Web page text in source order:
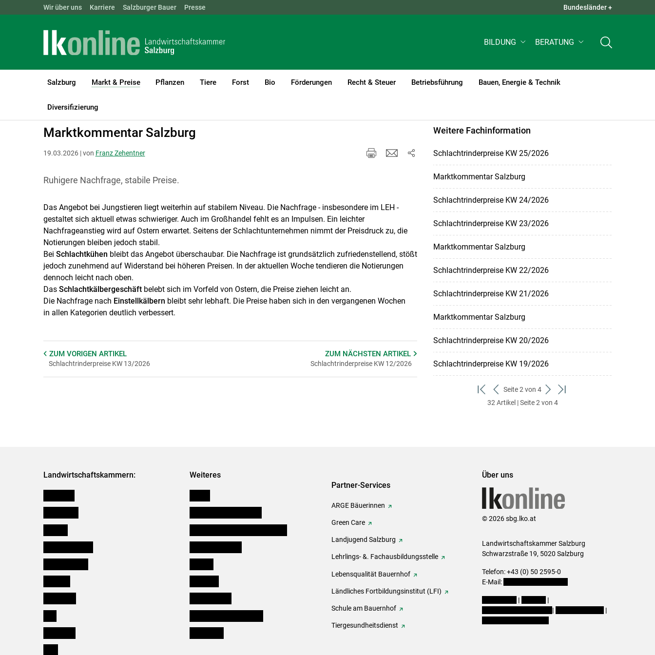
Skip to main content
Landwirtschaftskammern: ÖSTERREICH BGLD KTN QUICK LINKS +
Wir über uns Karriere Salzburger Bauer Presse Bundesländer +
BILDUNG BERATUNG
Salzburg Markt & Preise
(current)1
Pflanzen Tiere Forst Bio Förderungen Recht & Steuer Betriebsführung Bauen, Energie & Technik
Diversifizierung
LK Salzburg Markt & Preise
Marktkommentar Salzburg
19.03.2026 | von Franz Zehentner
Ruhigere Nachfrage, stabile Preise.
Das Angebot bei Jungstieren liegt weiterhin auf stabilem Niveau. Die Nachfrage - insbesondere im LEH -
gestaltet sich aktuell etwas schwieriger. Auch im Großhandel fehlt es an Impulsen. Ein leichter
Nachfrageanstieg wird auf Ostern erwartet. Seitens der Schlachtunternehmen nimmt der Preisdruck zu, die
Notierungen bleiben jedoch stabil.
Bei Schlachtkühen bleibt das Angebot überschaubar. Die Nachfrage ist grundsätzlich zufriedenstellend, stößt
jedoch zunehmend auf Widerstand bei höheren Preisen. In der aktuellen Woche tendieren die Notierungen
dennoch leicht nach oben.
Das Schlachtkälbergeschäftbelebt sich im Vorfeld von Ostern, die Preise ziehen leicht an.
Die Nachfrage nach Einstellkälbern bleibt sehr lebhaft. Die Preise haben sich in den vergangenen Wochen
in allen Kategorien deutlich verbessert.
ZUM VORIGEN ARTIKEL
Schlachtrinderpreise KW 13/2026
ZUM NÄCHSTENARTIKEL
Schlachtrinderpreise KW 12/2026
Weitere Fachinformation
Schlachtrinderpreise KW 25/2026
Marktkommentar Salzburg
Schlachtrinderpreise KW 24/2026
Schlachtrinderpreise KW 23/2026
Marktkommentar Salzburg
Schlachtrinderpreise KW 22/2026
Schlachtrinderpreise KW 21/2026
Marktkommentar Salzburg
Schlachtrinderpreise KW 20/2026
Schlachtrinderpreise KW 19/2026
zum
ersten
zurück
zum
Seite 2 von 4
weiter
zum
zum
32 Artikel | Seite 2 von 4
Landwirtschaftskammern: Weiteres
Partner-Services
ARGE Bäuerinnen
Green Care
Landjugend Salzburg
Lehrlings- &. Fachausbildungsstelle
Lebensqualität Bauernhof
Ländliches Fortbildungsinstitut (LFI)
Schule am Bauernhof
Tiergesundheitsdienst
Über uns
© 2026 sbg.lko.at
Landwirtschaftskammer Salzburg
Schwarzstraße 19, 5020 Salzburg
Telefon: +43 (0) 50 2595-0
E-Mail:
|
|
|
|